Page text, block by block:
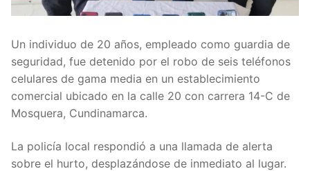
Un individuo de 20 años, empleado como guardia de
seguridad, fue detenido por el robo de seis teléfonos
celulares de gama media en un establecimiento
comercial ubicado en la calle 20 con carrera 14-C de
Mosquera, Cundinamarca.
La policía local respondió a una llamada de alerta
sobre el hurto, desplazándose de inmediato al lugar.